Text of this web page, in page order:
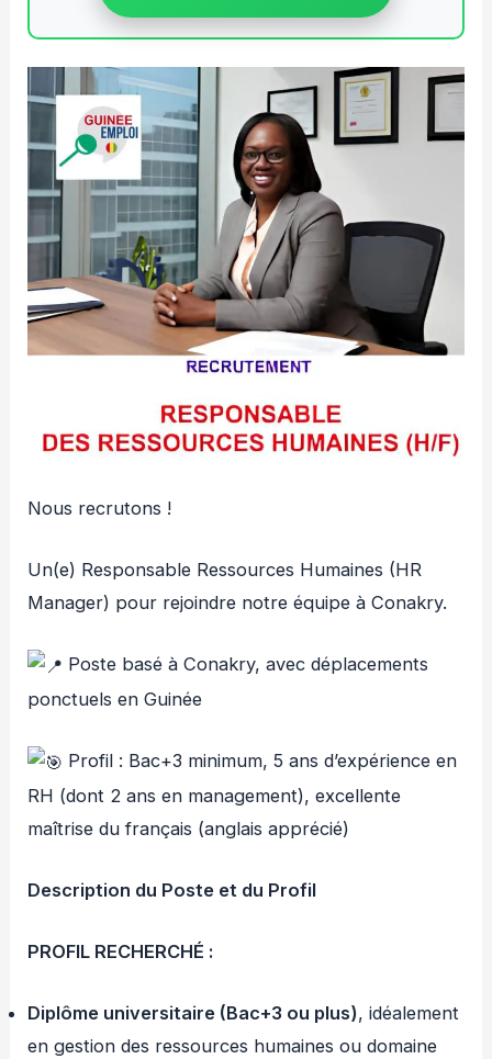
Nous recrutons !
Un(e) Responsable Ressources Humaines (HR
Manager) pour rejoindre notre équipe à Conakry.
Poste basé à Conakry, avec déplacements
ponctuels en Guinée
Profil : Bac+3 minimum, 5 ans d’expérience en
RH (dont 2 ans en management), excellente
maîtrise du français (anglais apprécié)
Description du Poste et du Profil
PROFIL RECHERCHÉ :
Diplôme universitaire (Bac+3 ou plus), idéalement
en gestion des ressources humaines ou domaine